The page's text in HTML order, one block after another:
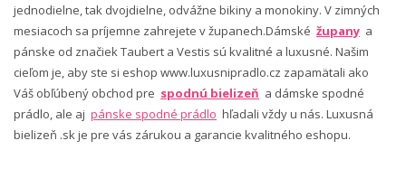
jednodielne, tak dvojdielne, odvážne bikiny a monokiny. V zimných
mesiacoch sa príjemne zahrejete v županech.Dámské župany a
pánske od značiek Taubert a Vestis sú kvalitné a luxusné. Našim
cieľom je, aby ste si eshop www.luxusnipradlo.cz zapamätali ako
Váš obľúbený obchod pre spodnú bielizeň a dámske spodné
prádlo, ale aj pánske spodné prádlo hľadali vždy u nás. Luxusná
bielizeň .sk je pre vás zárukou a garancie kvalitného eshopu.